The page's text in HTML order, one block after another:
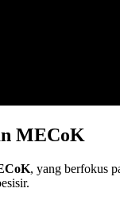
MECoK
, yang berfokus